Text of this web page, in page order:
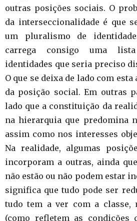
outras posições sociais. O
da interseccionalidade é que
um pluralismo de
carrega consigo uma
identidades que seria preciso
O que se deixa de lado com
da posição social. Em outras
lado que a constituição da
na hierarquia que predomina
assim como nos interesses
Na realidade, algumas
incorporam a outras, ainda
não estão ou não podem estar
significa que tudo pode ser
tudo tem a ver com a classe,
(como refletem as condições